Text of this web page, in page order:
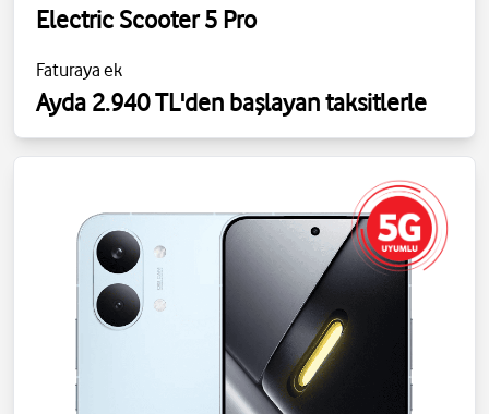
Electric Scooter 5 Pro
Faturaya ek
Ayda 2.940 TL'den başlayan taksitlerle